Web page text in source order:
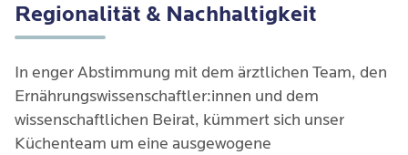
Regionalität & Nachhaltigkeit
In enger Abstimmung mit dem ärztlichen Team, den
Ernährungswissenschaftler:innen und dem
wissenschaftlichen Beirat, kümmert sich unser
Küchenteam um eine ausgewogene